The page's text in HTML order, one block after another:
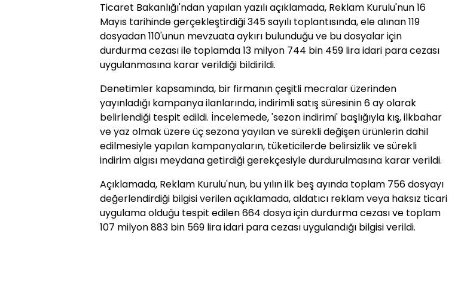
Ticaret Bakanlığı'ndan yapılan yazılı açıklamada, Reklam Kurulu'nun 16
Mayıs tarihinde gerçekleştirdiği 345 sayılı toplantısında, ele alınan 119
dosyadan 110'unun mevzuata aykırı bulunduğu ve bu dosyalar için
durdurma cezası ile toplamda 13 milyon 744 bin 459 lira idari para cezası
uygulanmasına karar verildiği bildirildi.
Denetimler kapsamında, bir firmanın çeşitli mecralar üzerinden
yayınladığı kampanya ilanlarında, indirimli satış süresinin 6 ay olarak
belirlendiği tespit edildi. İncelemede, 'sezon indirimi' başlığıyla kış, ilkbahar
ve yaz olmak üzere üç sezona yayılan ve sürekli değişen ürünlerin dahil
edilmesiyle yapılan kampanyaların, tüketicilerde belirsizlik ve sürekli
indirim algısı meydana getirdiği gerekçesiyle durdurulmasına karar verildi.
Açıklamada, Reklam Kurulu'nun, bu yılın ilk beş ayında toplam 756 dosyayı
değerlendirdiği bilgisi verilen açıklamada, aldatıcı reklam veya haksız ticari
uygulama olduğu tespit edilen 664 dosya için durdurma cezası ve toplam
107 milyon 883 bin 569 lira idari para cezası uygulandığı bilgisi verildi.